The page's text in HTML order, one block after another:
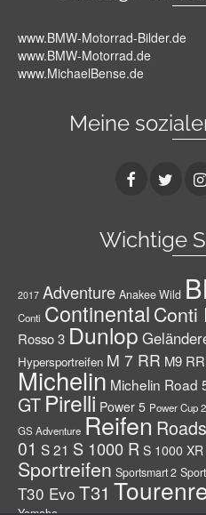
www.BMW-Motorrad-Bilder.de
www.BMW-Motorrad.de
www.MichaelBense.de
Meine
Wichtige
2017 Adventure Anakee Wild
Conti ContinentalConti
Rosso 3 Dunlop
Hypersportreifen M 7 RR M9 RR
Michelin Michelin Road
GT Pirelli Power 5 Power Cup 2
GS Adventure Reifen
01 S 21 S 1000 R S 1000 XR
Sportreifen Sportsmart 2
T30 Evo T31